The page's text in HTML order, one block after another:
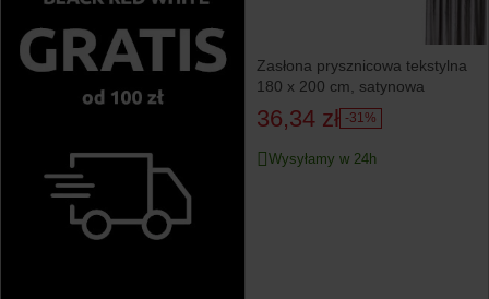
Zasłona prysznicowa tekstylna
180 x 200 cm, satynowa
36,34 zł -31%
Wysyłamy w 24h